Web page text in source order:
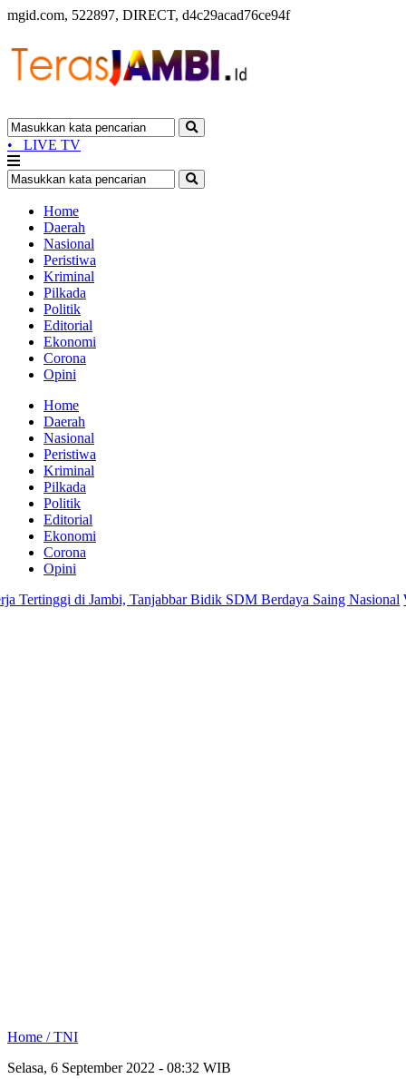
mgid.com, 522897, DIRECT, d4c29acad76ce94f
• LIVE TV
Home
Daerah
Nasional
Peristiwa
Kriminal
Pilkada
Politik
Editorial
Ekonomi
Corona
Opini
Home
Daerah
Nasional
Peristiwa
Kriminal
Pilkada
Politik
Editorial
Ekonomi
Corona
Opini
di Jambi, Tanjabbar Bidik SDM Berdaya Saing Nasional
Home /TNI
Selasa, 6 September 2022 - 08:32 WIB